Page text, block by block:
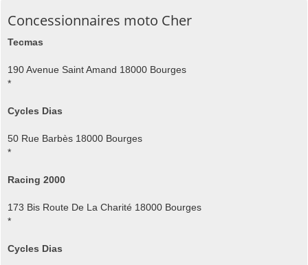
Concessionnaires moto Cher
Tecmas
190 Avenue Saint Amand 18000 Bourges
*
Cycles Dias
50 Rue Barbès 18000 Bourges
*
Racing 2000
173 Bis Route De La Charité 18000 Bourges
*
Cycles Dias